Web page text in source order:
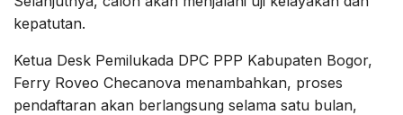
kepatutan.
Ketua Desk Pemilukada DPC PPP Kabupaten Bogor,
Ferry Roveo Checanova menambahkan, proses
pendaftaran akan berlangsung selama satu bulan,